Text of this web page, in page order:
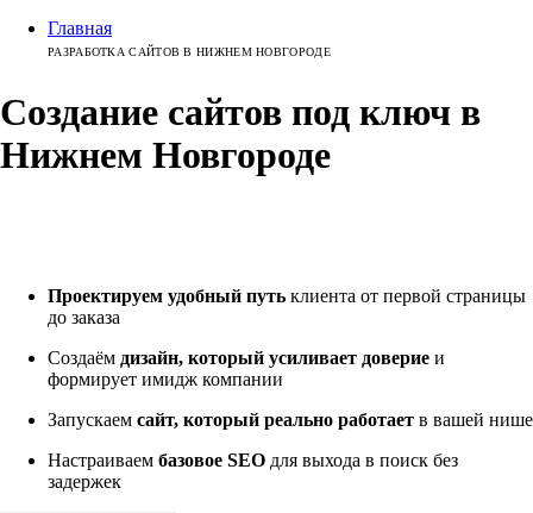
Главная
РАЗРАБОТКА САЙТОВ В НИЖНЕМ НОВГОРОДЕ
Создание сайтов под ключ в
Нижнем Новгороде
Проектируем удобный путь клиента от первой страницы
до заказа
Создаём дизайн, который усиливает доверие и
формирует имидж компании
Запускаем сайт, который реально работает в вашей нише
Настраиваем базовое SEO для выхода в поиск без
задержек